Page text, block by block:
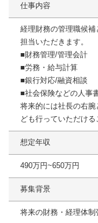
仕事内容
経理財務の管理職候
担当いただきます。
■財務管理/管理会計
■労務・給与計算
■銀行対応/融資相談
■社会保険などの人事
将来的には社長の右
ども行っていただける
想定年収
490万円~650万円
募集背景
将来の財務・経理体